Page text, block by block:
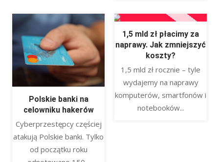
Polskie banki na
celowniku hakerów
Cyberprzestępcy częściej
atakują Polskie banki. Tylko
od początku roku
1,5 mld zł płacimy za
naprawy. Jak zmniejszyć
koszty?
1,5 mld zł rocznie – tyle
wydajemy na naprawy
komputerów, smartfonów i
notebooków...